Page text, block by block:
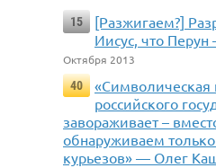
15
[Разжигаем?]
Иисус, что
Октября 2013
40
«Символическая
российского
завораживает –
обнаруживаем
курьезов» — Олег